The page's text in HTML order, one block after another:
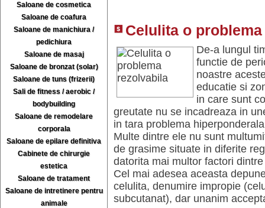
Saloane de cosmetica
Saloane de coafura
Saloane de manichiura /
pedichiura
Saloane de masaj
Saloane de bronzat (solar)
Saloane de tuns (frizerii)
Sali de fitness / aerobic /
bodybuilding
Saloane de remodelare
corporala
Saloane de epilare definitiva
Cabinete de chirurgie
estetica
Saloane de tratament
Saloane de intretinere pentru
animale
Celulita o
De-a lungul
functie de
noastre
educatie si
in care sunt
greutate nu se incadreaza in
in tara problema
Multe dintre ele nu sunt
de grasime situate in diferite
datorita mai multor factori
Cel mai adesea aceasta
celulita, denumire impropie
subcutanat), dar unanim